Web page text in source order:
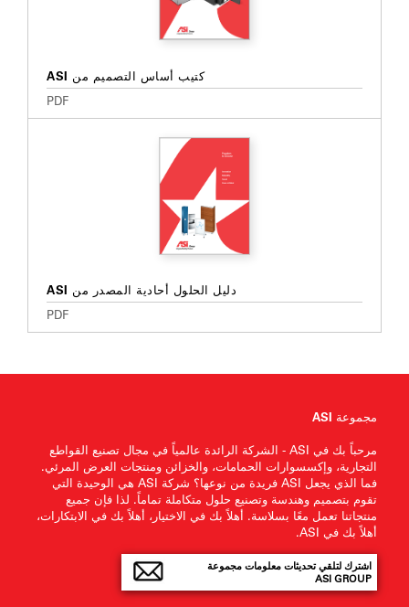
كتيب أساس التصميم من ASI
PDF
دليل الحلول أحادية المصدر من ASI
PDF
مجموعة ASI
مرحباً بك في ASI - الشركة الرائدة عالمياً في مجال تصنيع القواطع
التجارية، وإكسسوارات الحمامات، والخزائن ومنتجات العرض المرئي.
فما الذي يجعل ASI فريدة من نوعها؟ شركة ASI هي الوحيدة التي
تقوم بتصميم وهندسة وتصنيع حلول متكاملة تماماً. لذا فإن جميع
منتجاتنا تعمل معًا بسلاسة. أهلاً بك في الاختيار، أهلاً بك في الابتكارات،
أهلاً بك في ASI.
اشترك لتلقي تحديثات معلومات مجموعة
ASI GROUP